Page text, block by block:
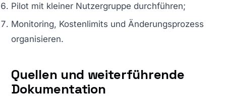
Pilot mit kleiner Nutzergruppe durchführen;
Monitoring, Kostenlimits und Änderungsprozess
organisieren.
Quellen und weiterführende
Dokumentation